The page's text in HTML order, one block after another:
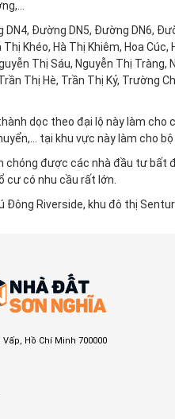
giá dịch vụ kèm quy trình ký gửi
Đường DN5, Đường DN6,
Khéo, Hà Thị Khiêm, Hoa
Thị Sáu, Nguyễn Thị
Thị Hè, Trần Thị Kỷ, Trường
dọc theo đại lộ này làm cho
tại khu vực này làm cho
được các nhà đầu tư bất
cư có nhu cầu rất lớn.
Riverside, khu đô thị
Hồ Chí Minh 700000